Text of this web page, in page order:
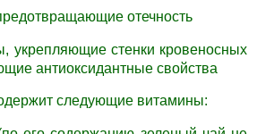
отечность
стенки кровеносных
антиоксидантные свойства
следующие витамины: